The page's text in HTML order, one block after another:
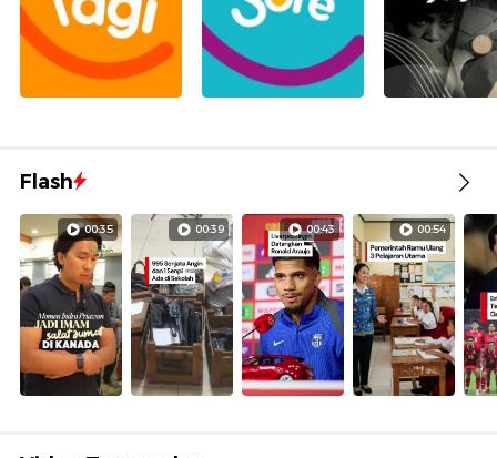
Flash
00:35 00:39 00:43 00:54